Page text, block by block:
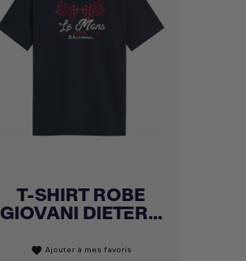
Achat express
T-SHIRT ROBE
GIOVANI DIETER...
favorite Ajouter à mes favoris